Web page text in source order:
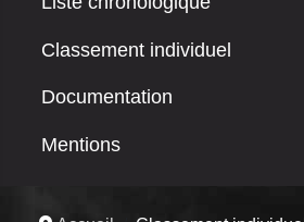
Classement individuel
Documentation
Mentions